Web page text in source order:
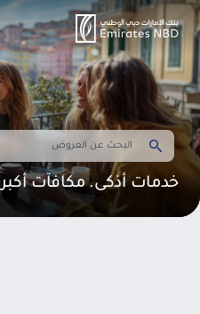
خدمات أذكى. مكافآت أكبر